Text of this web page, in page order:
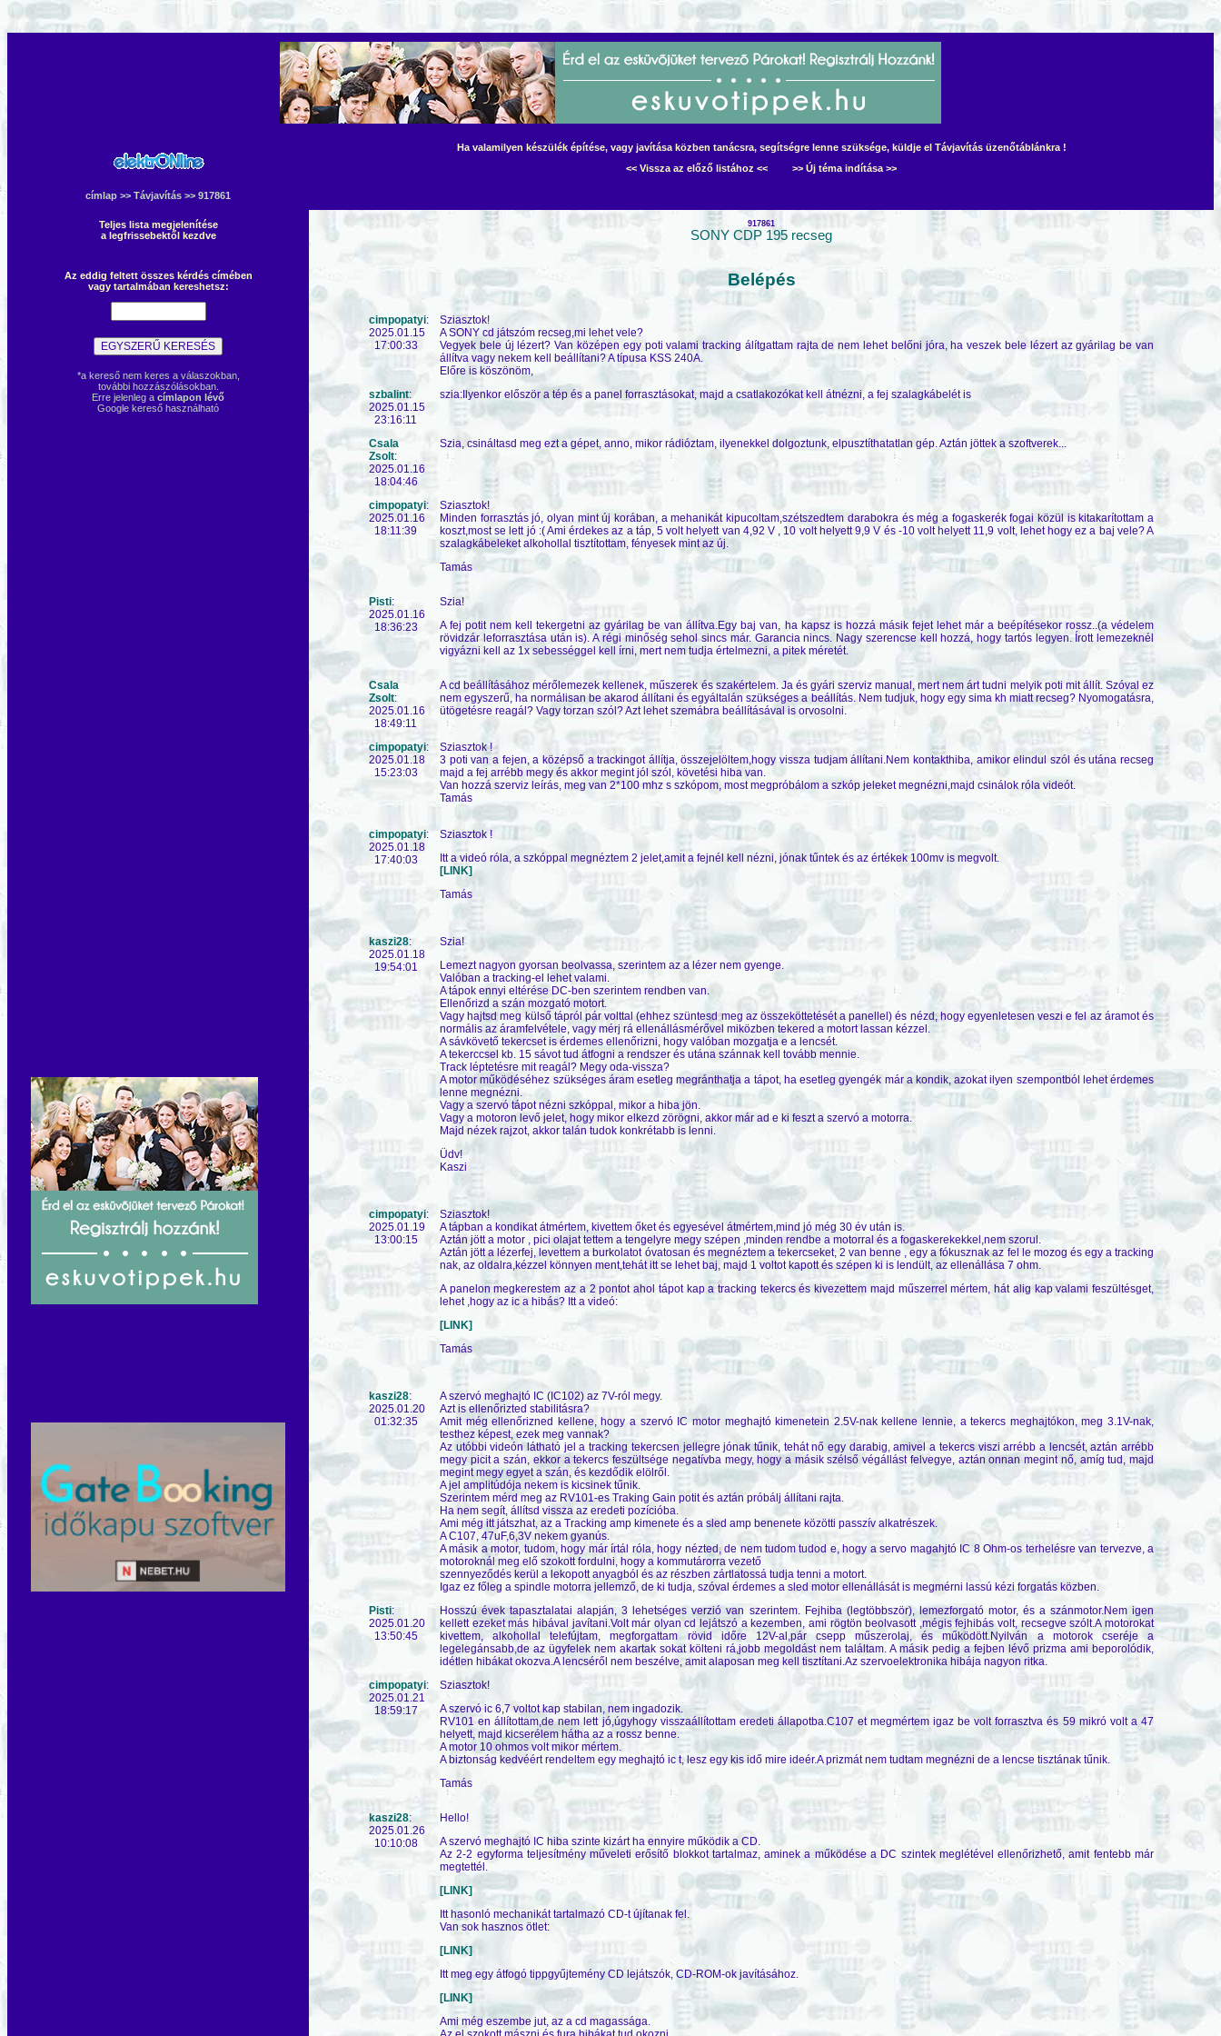
címlap >> Távjavítás >> 917861
Ha valamilyen készülék építése, vagy javítása közben tanácsra, segítségre lenne szüksége, küldje el Távjavítás üzenőtáblánkra !
<< Vissza az előző listához <<
>> Új téma indítása >>
Teljes lista megjelenítése
a legfrissebektől kezdve
917861
SONY CDP 195 recseg
Az eddig feltett összes kérdés címében
vagy tartalmában kereshetsz:
*a kereső nem keres a válaszokban,
további hozzászólásokban.
Erre jelenleg a címlapon lévő
Google kereső használható
Belépés
cimpopatyi:
2025.01.15
17:00:33
Sziasztok!
A SONY cd játszóm recseg,mi lehet vele?
Vegyek bele új lézert? Van középen egy poti valami tracking álítgattam rajta de nem lehet belőni jóra, ha veszek bele lézert az gyárilag be van
állítva vagy nekem kell beállítani? A típusa KSS 240A.
Előre is köszönöm,
szbalint:
2025.01.15
23:16:11
szia:Ilyenkor először a tép és a panel forrasztásokat, majd a csatlakozókat kell átnézni, a fej szalagkábelét is
Csala
Zsolt:
2025.01.16
18:04:46
Szia, csináltasd meg ezt a gépet, anno, mikor rádióztam, ilyenekkel dolgoztunk, elpusztíthatatlan gép. Aztán jöttek a szoftverek...
cimpopatyi:
2025.01.16
18:11:39
Sziasztok!
Minden forrasztás jó, olyan mint új korában, a mehanikát kipucoltam,szétszedtem darabokra és még a fogaskerék fogai közül is kitakarítottam a
koszt,most se lett jó :( Ami érdekes az a táp, 5 volt helyett van 4,92 V , 10 volt helyett 9,9 V és -10 volt helyett 11,9 volt, lehet hogy ez a baj vele? A
szalagkábeleket alkohollal tisztítottam, fényesek mint az új.
Tamás
Pisti:
2025.01.16
18:36:23
Szia!
A fej potit nem kell tekergetni az gyárilag be van állítva.Egy baj van, ha kapsz is hozzá másik fejet lehet már a beépítésekor rossz..(a védelem
rövidzár leforrasztása után is). A régi minőség sehol sincs már. Garancia nincs. Nagy szerencse kell hozzá, hogy tartós legyen. Írott lemezeknél
vigyázni kell az 1x sebességgel kell írni, mert nem tudja értelmezni, a pitek méretét.
Csala
Zsolt:
2025.01.16
18:49:11
A cd beállításához mérőlemezek kellenek, műszerek és szakértelem. Ja és gyári szerviz manual, mert nem árt tudni melyik poti mit állít. Szóval ez
nem egyszerű, ha normálisan be akarod állítani és egyáltalán szükséges a beállítás. Nem tudjuk, hogy egy sima kh miatt recseg? Nyomogatásra,
ütögetésre reagál? Vagy torzan szól? Azt lehet szemábra beállításával is orvosolni.
cimpopatyi:
2025.01.18
15:23:03
Sziasztok !
3 poti van a fejen, a középső a trackingot állítja, összejelöltem,hogy vissza tudjam állítani.Nem kontakthiba, amikor elindul szól és utána recseg
majd a fej arrébb megy és akkor megint jól szól, követési hiba van.
Van hozzá szerviz leírás, meg van 2*100 mhz s szkópom, most megpróbálom a szkóp jeleket megnézni,majd csinálok róla videót.
Tamás
cimpopatyi:
2025.01.18
17:40:03
Sziasztok !
Itt a videó róla, a szkóppal megnéztem 2 jelet,amit a fejnél kell nézni, jónak tűntek és az értékek 100mv is megvolt.
[LINK]
Tamás
kaszi28:
2025.01.18
19:54:01
Szia!
Lemezt nagyon gyorsan beolvassa, szerintem az a lézer nem gyenge.
Valóban a tracking-el lehet valami.
A tápok ennyi eltérése DC-ben szerintem rendben van.
Ellenőrizd a szán mozgató motort.
Vagy hajtsd meg külső tápról pár volttal (ehhez szüntesd meg az összeköttetését a panellel) és nézd, hogy egyenletesen veszi e fel az áramot és
normális az áramfelvétele, vagy mérj rá ellenállásmérővel miközben tekered a motort lassan kézzel.
A sávkövető tekercset is érdemes ellenőrizni, hogy valóban mozgatja e a lencsét.
A tekerccsel kb. 15 sávot tud átfogni a rendszer és utána szánnak kell tovább mennie.
Track léptetésre mit reagál? Megy oda-vissza?
A motor működéséhez szükséges áram esetleg megránthatja a tápot, ha esetleg gyengék már a kondik, azokat ilyen szempontból lehet érdemes
lenne megnézni.
Vagy a szervó tápot nézni szkóppal, mikor a hiba jön.
Vagy a motoron levő jelet, hogy mikor elkezd zörögni, akkor már ad e ki feszt a szervó a motorra.
Majd nézek rajzot, akkor talán tudok konkrétabb is lenni.
Üdv!
Kaszi
cimpopatyi:
2025.01.19
13:00:15
Sziasztok!
A tápban a kondikat átmértem, kivettem őket és egyesével átmértem,mind jó még 30 év után is.
Aztán jött a motor , pici olajat tettem a tengelyre megy szépen ,minden rendbe a motorral és a fogaskerekekkel,nem szorul.
Aztán jött a lézerfej, levettem a burkolatot óvatosan és megnéztem a tekercseket, 2 van benne , egy a fókusznak az fel le mozog és egy a tracking
nak, az oldalra,kézzel könnyen ment,tehát itt se lehet baj, majd 1 voltot kapott és szépen ki is lendült, az ellenállása 7 ohm.
A panelon megkerestem az a 2 pontot ahol tápot kap a tracking tekercs és kivezettem majd műszerrel mértem, hát alig kap valami feszültésget,
lehet ,hogy az ic a hibás? Itt a videó:
[LINK]
Tamás
kaszi28:
2025.01.20
01:32:35
A szervó meghajtó IC (IC102) az 7V-ról megy.
Azt is ellenőrizted stabilitásra?
Amit még ellenőrizned kellene, hogy a szervó IC motor meghajtó kimenetein 2.5V-nak kellene lennie, a tekercs meghajtókon, meg 3.1V-nak,
testhez képest, ezek meg vannak?
Az utóbbi videón látható jel a tracking tekercsen jellegre jónak tűnik, tehát nő egy darabig, amivel a tekercs viszi arrébb a lencsét, aztán arrébb
megy picit a szán, ekkor a tekercs feszültsége negatívba megy, hogy a másik szélső végállást felvegye, aztán onnan megint nő, amíg tud, majd
megint megy egyet a szán, és kezdődik elölről.
A jel amplitúdója nekem is kicsinek tűnik.
Szerintem mérd meg az RV101-es Traking Gain potit és aztán próbálj állítani rajta.
Ha nem segít, állítsd vissza az eredeti pozícióba.
Ami még itt játszhat, az a Tracking amp kimenete és a sled amp benenete közötti passzív alkatrészek.
A C107, 47uF,6,3V nekem gyanús.
A másik a motor, tudom, hogy már írtál róla, hogy nézted, de nem tudom tudod e, hogy a servo magahjtó IC 8 Ohm-os terhelésre van tervezve, a
motoroknál meg elő szokott fordulni, hogy a kommutárorra vezető
szennyeződés kerül a lekopott anyagból és az részben zártlatossá tudja tenni a motort.
Igaz ez főleg a spindle motorra jellemző, de ki tudja, szóval érdemes a sled motor ellenállását is megmérni lassú kézi forgatás közben.
Pisti:
2025.01.20
13:50:45
Hosszú évek tapasztalatai alapján, 3 lehetséges verzió van szerintem. Fejhiba (legtöbbször), lemezforgató motor, és a szánmotor.Nem igen
kellett ezeket más hibával javítani.Volt már olyan cd lejátszó a kezemben, ami rögtön beolvasott ,mégis fejhibás volt, recsegve szólt.A motorokat
kivettem, alkohollal telefújtam, megforgattam rövid időre 12V-al,pár csepp műszerolaj, és működött.Nyilván a motorok cseréje a
legelegánsabb,de az ügyfelek nem akartak sokat költeni rá,jobb megoldást nem találtam. A másik pedig a fejben lévő prizma ami beporolódik,
idétlen hibákat okozva.A lencséről nem beszélve, amit alaposan meg kell tisztítani.Az szervoelektronika hibája nagyon ritka.
cimpopatyi:
2025.01.21
18:59:17
Sziasztok!
A szervó ic 6,7 voltot kap stabilan, nem ingadozik.
RV101 en állítottam,de nem lett jó,úgyhogy visszaállítottam eredeti állapotba.C107 et megmértem igaz be volt forrasztva és 59 mikró volt a 47
helyett, majd kicserélem hátha az a rossz benne.
A motor 10 ohmos volt mikor mértem.
A biztonság kedvéért rendeltem egy meghajtó ic t, lesz egy kis idő mire ideér.A prizmát nem tudtam megnézni de a lencse tisztának tűnik.
Tamás
kaszi28:
2025.01.26
10:10:08
Hello!
A szervó meghajtó IC hiba szinte kizárt ha ennyire működik a CD.
Az 2-2 egyforma teljesítmény műveleti erősítő blokkot tartalmaz, aminek a működése a DC szintek meglétével ellenőrizhető, amit fentebb már
megtettél.
[LINK]
Itt hasonló mechanikát tartalmazó CD-t újítanak fel.
Van sok hasznos ötlet:
[LINK]
Itt meg egy átfogó tippgyűjtemény CD lejátszók, CD-ROM-ok javításához.
[LINK]
Ami még eszembe jut, az a cd magassága.